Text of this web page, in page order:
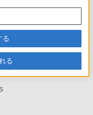
チ。
る
る
る